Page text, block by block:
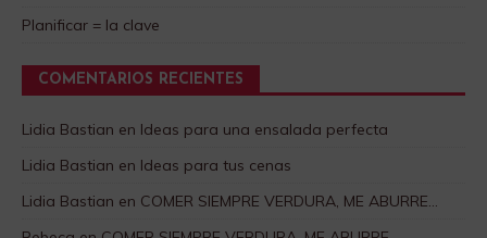
Planificar = la clave
COMENTARIOS RECIENTES
Lidia Bastian en Ideas para una ensalada perfecta
Lidia Bastian en Ideas para tus cenas
Lidia Bastian en COMER SIEMPRE VERDURA, ME ABURRE…